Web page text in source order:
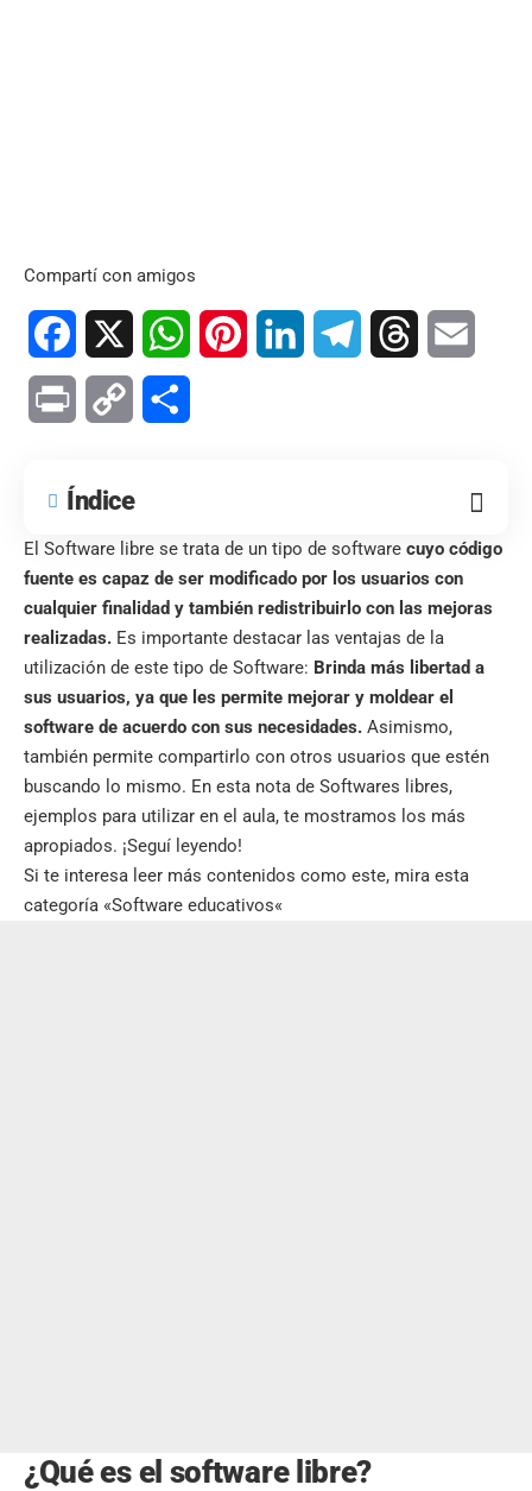
Compartí con amigos
Facebook WhatsAppPinterest LinkedIn TelegramThreads
Print Copy
Índice
El Software libre se trata de un tipo de software cuyo código
fuente es capaz de ser modificado por los usuarios con
cualquier finalidad y también redistribuirlo con las mejoras
realizadas. Es importante destacar las ventajas de la
utilización de este tipo de Software: Brinda más libertad a
sus usuarios, ya que les permite mejorar y moldear el
software de acuerdo con sus necesidades. Asimismo,
también permite compartirlo con otros usuarios que estén
buscando lo mismo. En esta nota de Softwares libres,
ejemplos para utilizar en el aula, te mostramos los más
apropiados. ¡Seguí leyendo!
Si te interesa leer más contenidos como este, mira esta
categoría «Software educativos«
¿Qué es el software libre?